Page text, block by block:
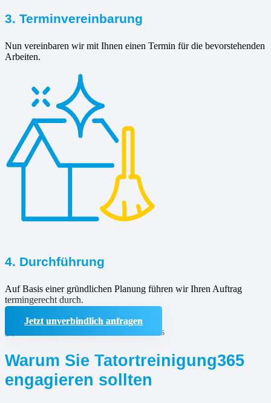
3. Terminvereinbarung
Nun vereinbaren wir mit Ihnen einen Termin für die bevorstehenden
Arbeiten.
4. Durchführung
Auf Basis einer gründlichen Planung führen wir Ihren Auftrag
termingerecht durch.
Jetzt unverbindlich anfragen
Warum Sie Tatortreinigung365
engagieren sollten